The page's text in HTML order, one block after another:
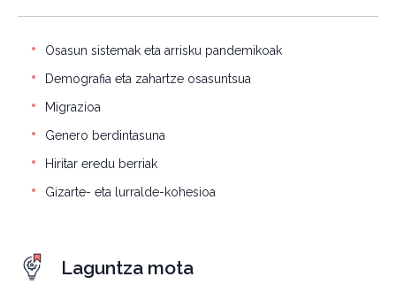
Osasun sistemak eta arrisku pandemikoak
Demografia eta zahartze osasuntsua
Migrazioa
Genero berdintasuna
Hiritar eredu berriak
Gizarte- eta lurralde-kohesioa
Laguntza mota